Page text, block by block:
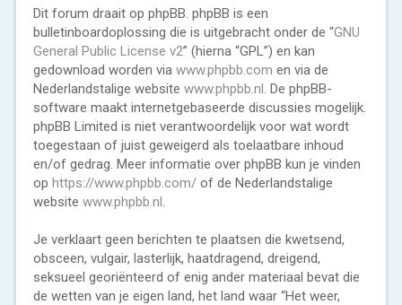
Dit forum draait op phpBB. phpBB is een
bulletinboardoplossing die is uitgebracht onder de “GNU
General Public License v2” (hierna “GPL”) en kan
gedownload worden via www.phpbb.com en via de
Nederlandstalige website www.phpbb.nl. De phpBB-
software maakt internetgebaseerde discussies mogelijk.
phpBB Limited is niet verantwoordelijk voor wat wordt
toegestaan of juist geweigerd als toelaatbare inhoud
en/of gedrag. Meer informatie over phpBB kun je vinden
op https://www.phpbb.com/ of de Nederlandstalige
website www.phpbb.nl.
Je verklaart geen berichten te plaatsen die kwetsend,
obsceen, vulgair, lasterlijk, haatdragend, dreigend,
seksueel georiënteerd of enig ander materiaal bevat die
de wetten van je eigen land, het land waar “Het weer,